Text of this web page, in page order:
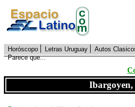
Horóscopo Letras Uruguay Autos
Parece que...
Ibargoyen,